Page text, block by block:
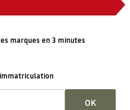
marques en 3 minutes
OK